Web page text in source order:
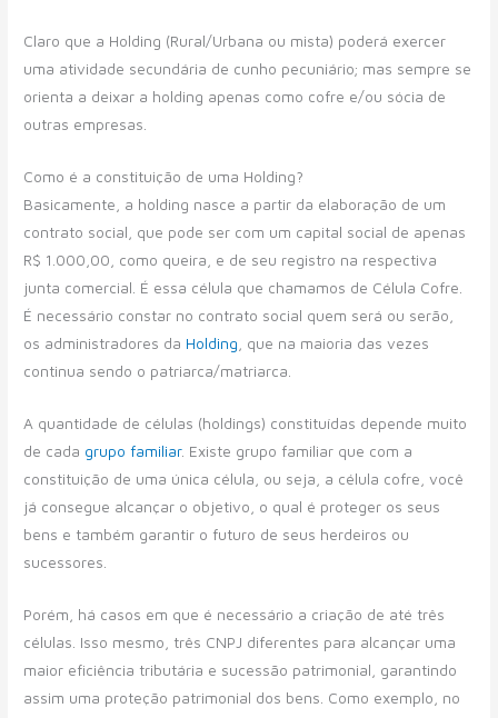
Claro que a Holding (Rural/Urbana ou mista) poderá exercer
uma atividade secundária de cunho pecuniário; mas sempre se
orienta a deixar a holding apenas como cofre e/ou sócia de
outras empresas.
Como é a constituição de uma Holding?
Basicamente, a holding nasce a partir da elaboração de um
contrato social, que pode ser com um capital social de apenas
R$ 1.000,00, como queira, e de seu registro na respectiva
junta comercial. É essa célula que chamamos de Célula Cofre.
É necessário constar no contrato social quem será ou serão,
os administradores da Holding, que na maioria das vezes
continua sendo o patriarca/matriarca.
A quantidade de células (holdings) constituídas depende muito
de cada grupo familiar. Existe grupo familiar que com a
constituição de uma única célula, ou seja, a célula cofre, você
já consegue alcançar o objetivo, o qual é proteger os seus
bens e também garantir o futuro de seus herdeiros ou
sucessores.
Porém, há casos em que é necessário a criação de até três
células. Isso mesmo, três CNPJ diferentes para alcançar uma
maior eficiência tributária e sucessão patrimonial, garantindo
assim uma proteção patrimonial dos bens. Como exemplo, no